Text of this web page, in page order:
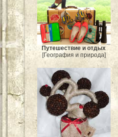
Путешествие и отдых
[География и природа]